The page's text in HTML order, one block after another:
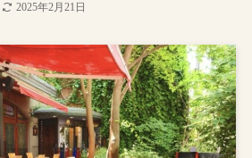
2025年2月21日